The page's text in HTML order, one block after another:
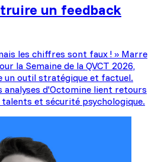
un feedback
les chiffres sont faux ! » Marre
la Semaine de la QVCT 2026,
un outil stratégique et factuel.
analyses d'Octomine lient retours
et sécurité psychologique.